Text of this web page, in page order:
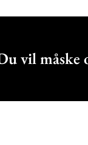
vil måske